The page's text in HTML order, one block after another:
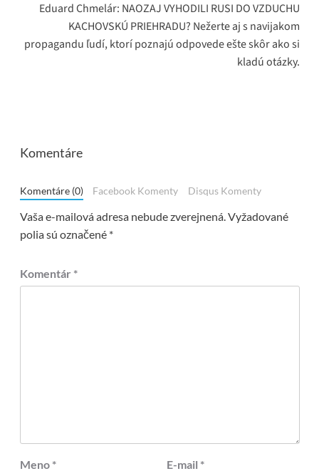
Eduard Chmelár: NAOZAJ VYHODILI RUSI DO VZDUCHU
KACHOVSKÚ PRIEHRADU? Nežerte aj s navijakom
propagandu ľudí, ktorí poznajú odpovede ešte skôr ako si
kladú otázky.
Komentáre
Komentáre (0) Facebook Komenty Disqus Komenty
Vaša e-mailová adresa nebude zverejnená.Vyžadované
polia sú označené *
Komentár *
Meno * E-mail *